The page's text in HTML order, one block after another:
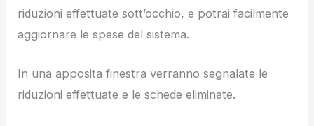
riduzioni effettuate sott’occhio, e potrai facilmente
aggiornare le spese del sistema.
In una apposita finestra verranno segnalate le
riduzioni effettuate e le schede eliminate.